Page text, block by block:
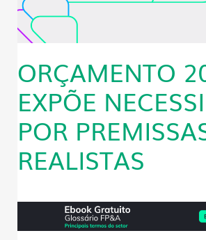
ORÇAMENTO
EXPÕE
POR
REALISTAS